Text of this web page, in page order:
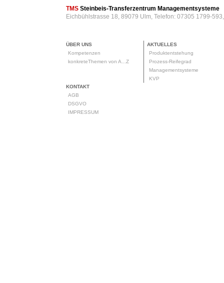
TMS Steinbeis-Transferzentrum Managementsysteme
Eichbühlstrasse 18, 89079 Ulm, Telefon: 07305 1799-
ÜBER UNS
Kompetenzen
konkreteThemen von A...Z
AKTUELLES
Produktentstehung
Prozess-Reifegrad
Managementsysteme
KVP
KONTAKT
AGB
DSGVO
IMPRESSUM